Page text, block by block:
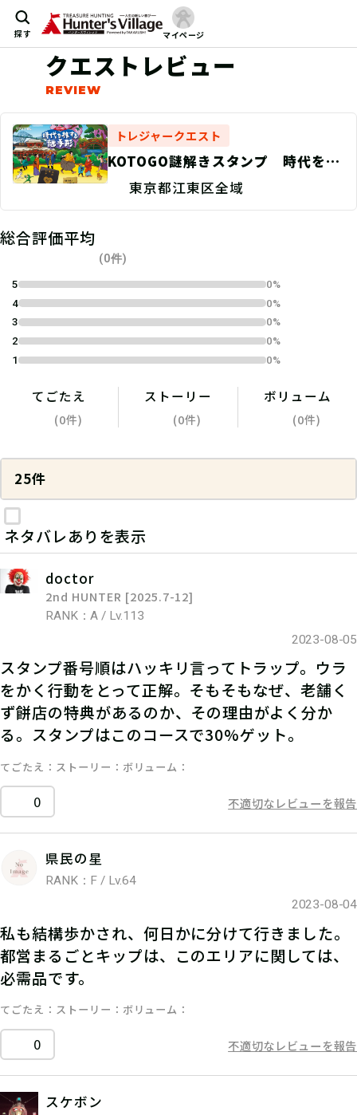
探す マイページ
クエストレビュー
トレジャークエスト
KOTOGO謎解きスタンプ 時代を旅
する謎手形〜城東コース〜
東京都江東区全域
総合評価平均
(0件)
5
0%
4
0%
3
0%
2
0%
1
0%
てごたえ
(0件)
ストーリー
(0件)
ボリューム
(0件)
25件
ネタバレありを表示
doctor
2nd HUNTER [2025.7-12]
RANK：A / Lv.113
2023-08-05
スタンプ番号順はハッキリ言ってトラップ。ウラ
をかく行動をとって正解。そもそもなぜ、老舗く
ず餅店の特典があるのか、その理由がよく分か
る。スタンプはこのコースで30%ゲット。
てごたえ ストーリー ボリューム
0 不適切なレビューを報告
県民の星
RANK：F / Lv.64
2023-08-04
私も結構歩かされ、何日かに分けて行きました。
都営まるごとキップは、このエリアに関しては、
必需品です。
てごたえ ストーリー ボリューム
0 不適切なレビューを報告
スケボン